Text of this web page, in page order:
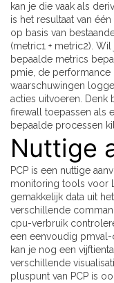
kan je die vaak als
is het resultaat van
op basis van
(metric1 + metric2).
bepaalde metrics
pmie, de performance
waarschuwingen
acties uitvoeren. Denk
firewall toepassen als
bepaalde processen
Nuttige
PCP is een nuttige
monitoring tools voor
gemakkelijk data uit
verschillende
cpu-verbruik
een eenvoudig
kan je nog een
verschillende
pluspunt van PCP is